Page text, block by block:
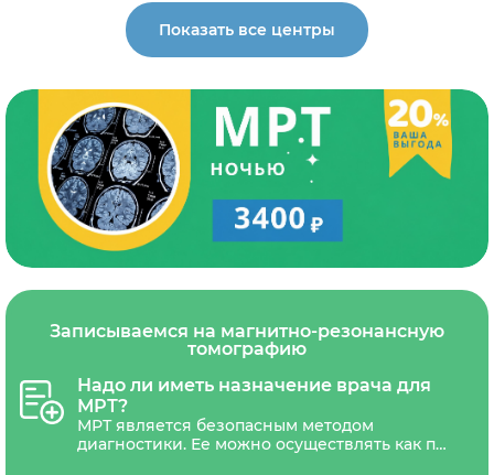
Показать все центры
Записываемся на магнитно-резонансную
томографию
Надо ли иметь назначение врача для
МРТ?
МРТ является безопасным методом
диагностики. Ее можно осуществлять как по